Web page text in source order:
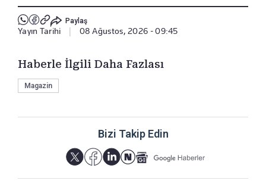
Paylaş
Yayın Tarihi 08 Ağustos, 2026 - 09:45
Haberle İlgili Daha Fazlası
Magazin
Bizi Takip Edin